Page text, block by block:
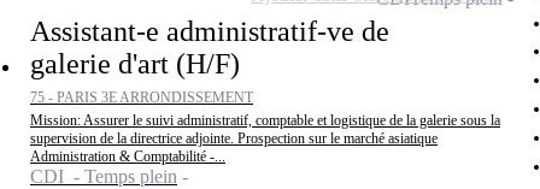
Assistant-e administratif-ve de
galerie d'art (H/F)
75 - PARIS 3E ARRONDISSEMENT
Mission: Assurer le suivi administratif, comptable et logistique de la galerie sous la
supervision de la directrice adjointe. Prospection sur le marché asiatique
Administration & Comptabilité -...
CDI - Temps plein